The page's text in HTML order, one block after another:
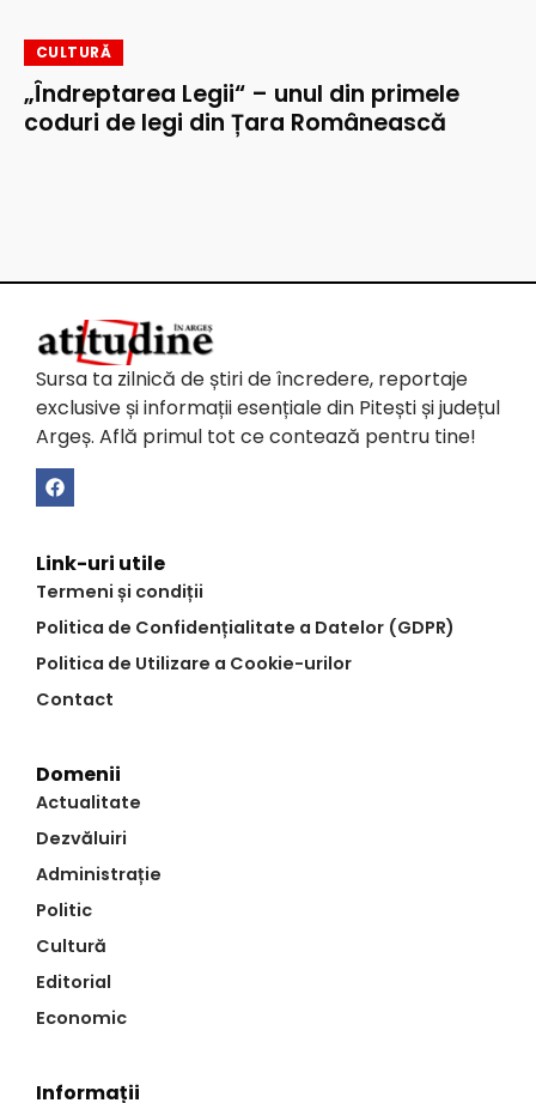
CULTURĂ
„Îndreptarea Legii“ – unul din primele
coduri de legi din Țara Românească
Sursa ta zilnică de știri de încredere, reportaje
exclusive și informații esențiale din Pitești și județul
Argeș. Află primul tot ce contează pentru tine!
Link-uri utile
Termeni și condiții
Politica de Confidențialitate a Datelor (GDPR)
Politica de Utilizare a Cookie-urilor
Contact
Domenii
Actualitate
Dezvăluiri
Administrație
Politic
Cultură
Editorial
Economic
Informații